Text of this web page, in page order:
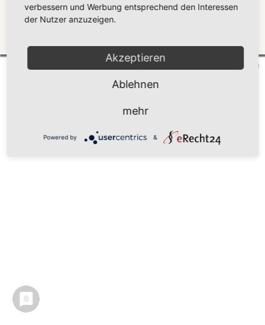
von R. M. Rilke u.a.
Planorbisquartett Berlin
Datenschutzerklärung vicon
verbessern und Werbung entsprechend den Interessen
der Nutzer anzuzeigen.
Akzeptieren
Ablehnen
mehr
Powered by &